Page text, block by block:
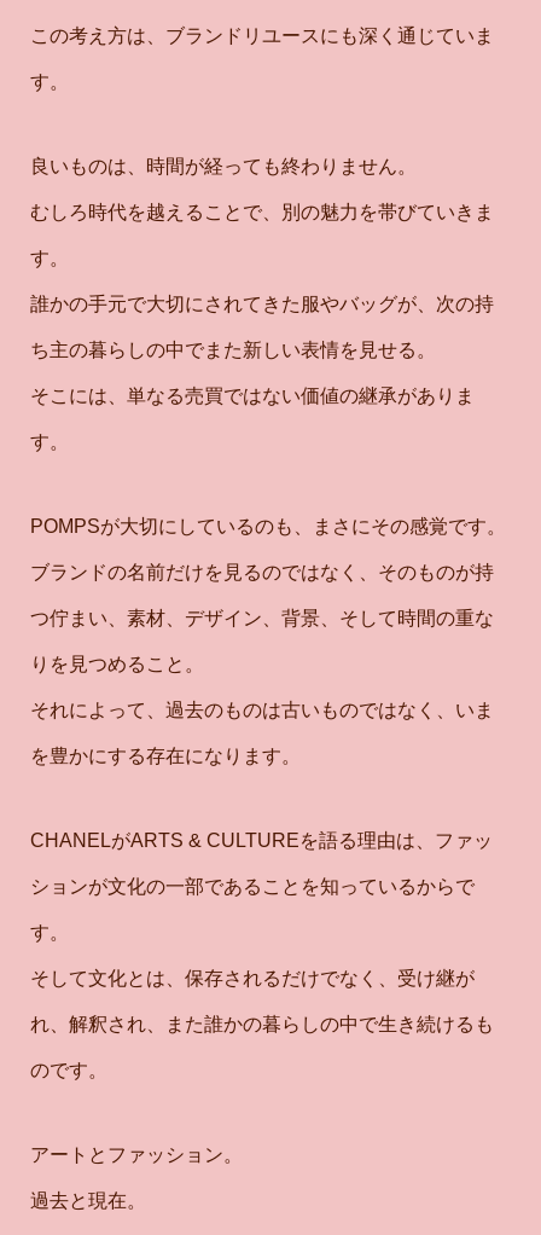
この考え方は、ブランドリユースにも深く通じていま
す。
良いものは、時間が経っても終わりません。
むしろ時代を越えることで、別の魅力を帯びていきま
す。
誰かの手元で大切にされてきた服やバッグが、次の持
ち主の暮らしの中でまた新しい表情を見せる。
そこには、単なる売買ではない価値の継承がありま
す。
POMPSが大切にしているのも、まさにその感覚です。
ブランドの名前だけを見るのではなく、そのものが持
つ佇まい、素材、デザイン、背景、そして時間の重な
りを見つめること。
それによって、過去のものは古いものではなく、いま
を豊かにする存在になります。
CHANELがARTS & CULTUREを語る理由は、ファッ
ションが文化の一部であることを知っているからで
す。
そして文化とは、保存されるだけでなく、受け継が
れ、解釈され、また誰かの暮らしの中で生き続けるも
のです。
アートとファッション。
過去と現在。